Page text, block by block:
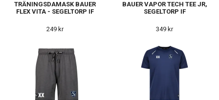
TRÄNINGSDAMASK BAUER
FLEX VITA - SEGELTORP IF
249 kr
BAUER VAPOR TECH TEE JR,
SEGELTORP IF
349 kr